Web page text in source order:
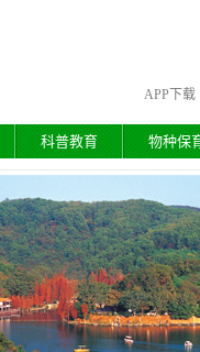
APP下载
科普教育 物种保